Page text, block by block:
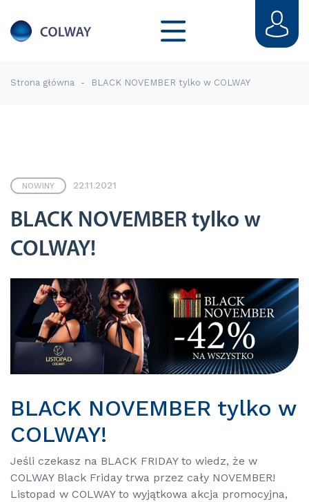
Strona główna - BLACK NOVEMBER tylko w COLWAY
NOWINY 22.11.2021
BLACK NOVEMBER tylko w
COLWAY!
BLACK NOVEMBER tylko w
COLWAY!
Jeśli czekasz na BLACK FRIDAY to wiedz, że w
COLWAY Black Friday trwa przez cały NOVEMBER!
Listopad w COLWAY to wyjątkowa akcja promocyjna,